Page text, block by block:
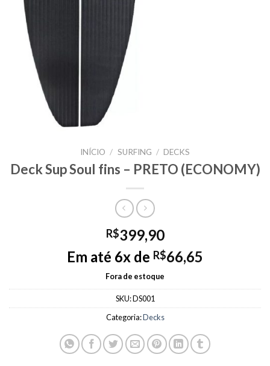
INÍCIO / SURFING / DECKS
Deck Sup Soul fins – PRETO (ECONOMY)
R$399,90
Em até 6x de R$66,65
Fora de estoque
SKU:DS001
Categoria:Decks